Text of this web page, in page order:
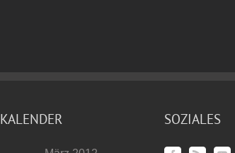
KALENDER SOZIALES